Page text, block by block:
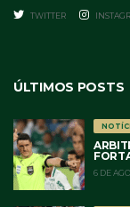
TWITTER
ÚLTIMOS POSTS
6 DE